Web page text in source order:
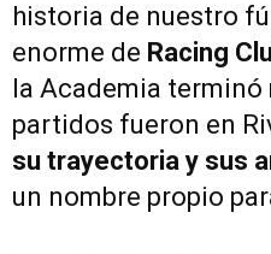
historia de nuestro
enorme de Racing
la Academia terminó
partidos fueron en
su trayectoria y sus
un nombre propio